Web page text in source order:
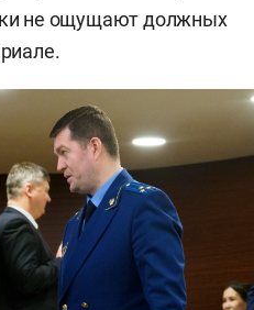
не ощущают должных